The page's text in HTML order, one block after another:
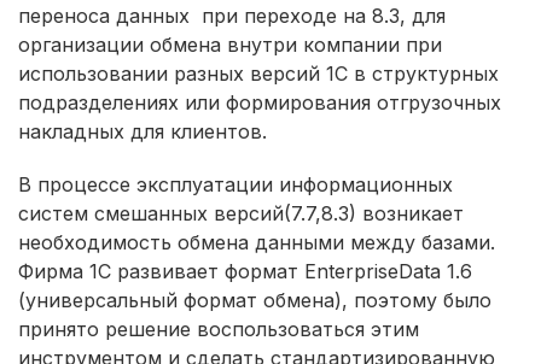
переноса данных при переходе на 8.3, для
организации обмена внутри компании при
использовании разных версий 1С в структурных
подразделениях или формирования отгрузочных
накладных для клиентов.
В процессе эксплуатации информационных
систем смешанных версий(7.7,8.3) возникает
необходимость обмена данными между базами.
Фирма 1С развивает формат EnterpriseData 1.6
(универсальный формат обмена), поэтому было
принято решение воспользоваться этим
инструментом и сделать стандартизированную